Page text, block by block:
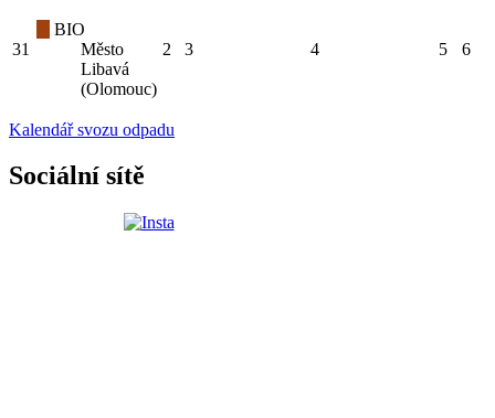
31
BIO
Město
Libavá
(Olomouc)
2 3 4 5 6
Kalendář svozu odpadu
Sociální sítě